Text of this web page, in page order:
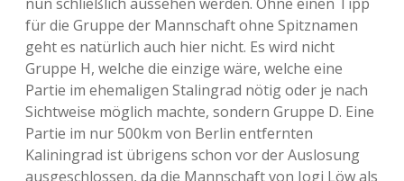
für die Gruppe der Mannschaft ohne Spitznamen
geht es natürlich auch hier nicht. Es wird nicht
Gruppe H, welche die einzige wäre, welche eine
Partie im ehemaligen Stalingrad nötig oder je nach
Sichtweise möglich machte, sondern Gruppe D. Eine
Partie im nur 500km von Berlin entfernten
Kaliningrad ist übrigens schon vor der Auslosung
ausgeschlossen, da die Mannschaft von Jogi Löw als